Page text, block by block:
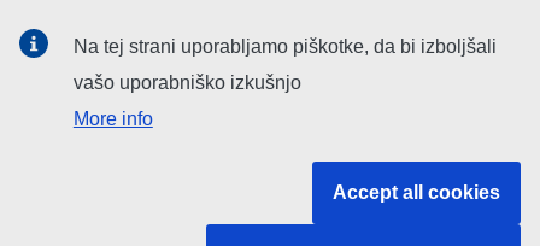
Iskanje podružbenih medijih EU
Na tej strani uporabljamo piškotke, da bi izboljšali
vašo uporabniško izkušnjo
More info
Accept all cookies